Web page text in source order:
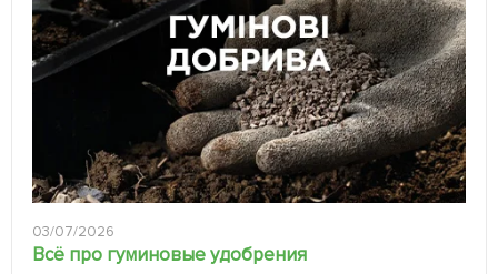
03/07/2026
Всё про гуминовые удобрения